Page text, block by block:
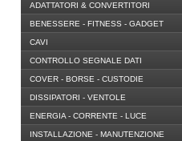
ADATTATORI & CONVERTITORI
BENESSERE - FITNESS - GADGET
CAVI
CONTROLLO SEGNALE DATI
COVER - BORSE - CUSTODIE
DISSIPATORI - VENTOLE
ENERGIA - CORRENTE - LUCE
INSTALLAZIONE - MANUTENZIONE